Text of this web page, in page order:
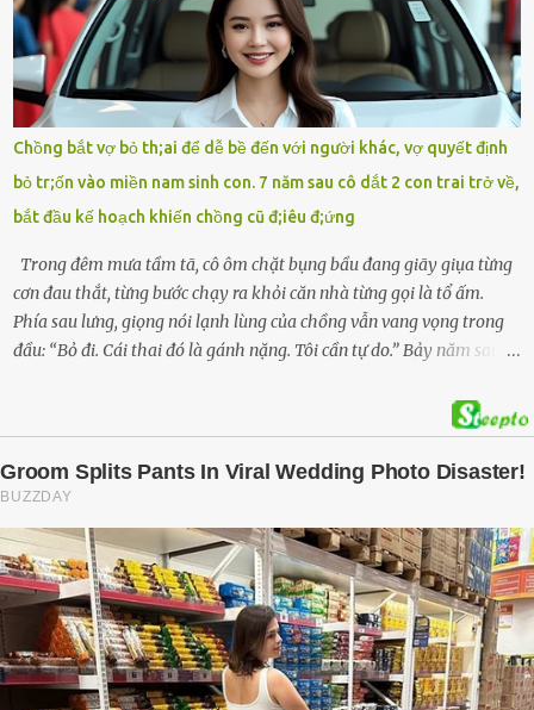
con mất tích trên sông Lam sau vụ nhảy cầu. Ảnh: Hải Dương Tại
hiện trường, người dân phát hiện một chiếc xe máy mang biển kiểm
soát Nghệ An cùng hai chiếc cặp học sinh. Ngay trong đêm, lực
lượng chức năng phối hợp cùng các đội cứu hộ tình nguyện triển
khai tìm kiếm. Danh tính các nạn nhân được xác định là anh V.V.D.
và 2 con gái là cháu V.H.B. (SN 2020) và V.G.T. (SN 2021). Hai cháu là
con của anh D. và chị B.T.Y. (SN 1999). Lực lượng cứu hộ đã tiến hành
bàn giao t...
Chồng bắt vợ bỏ th;ai để dễ bề đến với người khác, vợ quyết định
bỏ tr;ốn vào miền nam sinh con. 7 năm sau cô dắt 2 con trai trở về,
bắt đầu kế hoạch khiến chồng cũ đ;iêu đ;ứng
Trong đêm mưa tầm tã, cô ôm chặt bụng bầu đang giãy giụa từng
cơn đau thắt, từng bước chạy ra khỏi căn nhà từng gọi là tổ ấm.
Phía sau lưng, giọng nói lạnh lùng của chồng vẫn vang vọng trong
đầu: “Bỏ đi. Cái thai đó là gánh nặng. Tôi cần tự do.” Bảy năm sau,
kế hoạch được chuẩn bị kỹ lưỡng để người đàn ông phản bội ấy
phải trả giá … Hà Nội, mùa thu năm 2018, cái lạnh len lỏi qua từng
khe cửa gỗ cũ kỹ. Trong một căn biệt thự sang trọng ở phố Tây Hồ,
Ngọc Anh ngồi lặng lẽ trên ghế sofa, tay đặt lên bụng – nơi hai sinh
phải sống trong sợ hãi khi mang thai, đặc biệt là sợ… chính chồng
mình. Trí – người chồng mà cô từng yêu đến mù quáng, đã không
còn là người đàn ông của ngày đầu. Thành đạt, quyền lực, nhưng
cũng dối trá và lạnh lùng. Gần đây, anh hay về muộn, thậm chí có
đêm không về. Và rồi, trong một bữa cơm tối vắng lặng, Trí ném
xuống bàn ly n...